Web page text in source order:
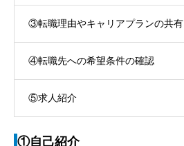
③転職理由やキャリアプランの共有
④転職先への希望条件の確認
⑤求人紹介
①自己紹介